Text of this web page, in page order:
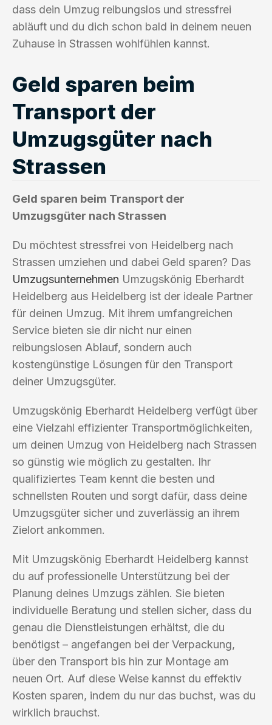
dass dein Umzug reibungslos und stressfrei
abläuft und du dich schon bald in deinem neuen
Zuhause in Strassen wohlfühlen kannst.
Geld sparen beim
Transport der
Umzugsgüter nach
Strassen
Geld sparen beim Transport der
Umzugsgüter nach Strassen
Du möchtest stressfrei von Heidelberg nach
Strassen umziehen und dabei Geld sparen? Das
Umzugsunternehmen Umzugskönig Eberhardt
Heidelberg aus Heidelberg ist der ideale Partner
für deinen Umzug. Mit ihrem umfangreichen
Service bieten sie dir nicht nur einen
reibungslosen Ablauf, sondern auch
kostengünstige Lösungen für den Transport
deiner Umzugsgüter.
Umzugskönig Eberhardt Heidelberg verfügt über
eine Vielzahl effizienter Transportmöglichkeiten,
um deinen Umzug von Heidelberg nach Strassen
so günstig wie möglich zu gestalten. Ihr
qualifiziertes Team kennt die besten und
schnellsten Routen und sorgt dafür, dass deine
Umzugsgüter sicher und zuverlässig an ihrem
Zielort ankommen.
Mit Umzugskönig Eberhardt Heidelberg kannst
du auf professionelle Unterstützung bei der
Planung deines Umzugs zählen. Sie bieten
individuelle Beratung und stellen sicher, dass du
genau die Dienstleistungen erhältst, die du
benötigst – angefangen bei der Verpackung,
über den Transport bis hin zur Montage am
neuen Ort. Auf diese Weise kannst du effektiv
Kosten sparen, indem du nur das buchst, was du
wirklich brauchst.